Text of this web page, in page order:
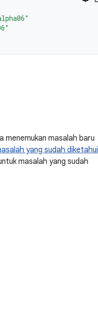
menemukan masalah baru
yang sudah diketahui
masalah yang sudah